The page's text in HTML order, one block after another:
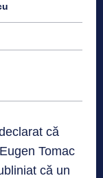
că
Tomac
că un